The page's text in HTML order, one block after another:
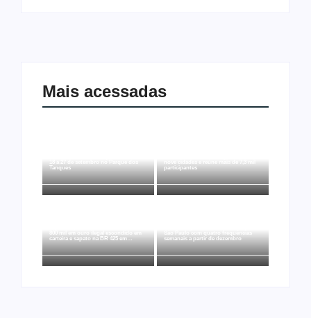
Mais acessadas
18 a 27 de setembro no Parque dos
Tanques
nove cidades e reúne mais de 7,3 mil
participantes
carteira e sapato na BR 425 em…
semanais a partir de dezembro